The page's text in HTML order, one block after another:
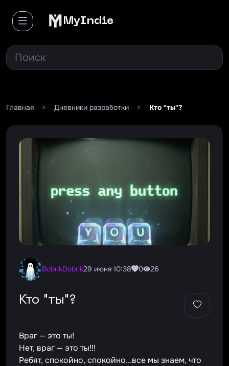
MyIndie
Главная > Дневники разработки > Кто "ты"?
BobrikDobrik29 июня 10:38 0 26
Кто "ты"?
Враг — это ты!
Нет, враг — это ты!!!
Ребят, спокойно, спокойно...все мы знаем, что